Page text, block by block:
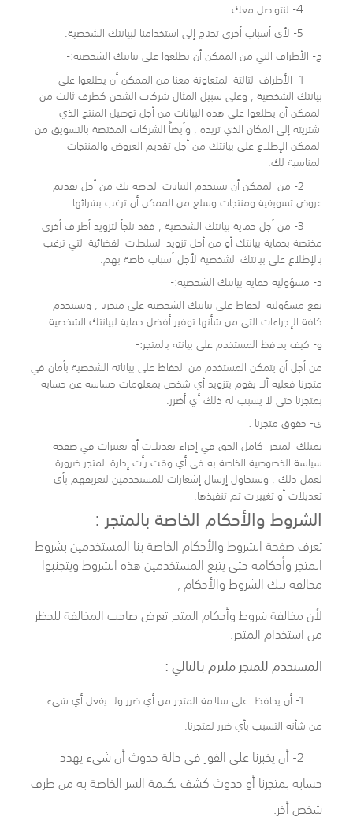
- لنتواصل معك.
5- لأي أسباب أخرى تحتاج إلى استخدامنا لبيانتك الشخصية.
ج- الأطراف التي من الممكن أن يطلعوا على بيانتك الشخصية:-
1- الأطراف الثالثة المتعاونة معنا من الممكن أن يطلعوا على
بيانتك الشخصية , وعلى سبيل المثال شركات الشحن كطرف ثالث من
الممكن أن يطلعوا على هذه البيانات من أجل توصيل المنتج الذي
اشتريته إلى المكان الذي تريده , وأيضاً الشركات المختصة بالتسويق من
الممكن الإطلاع على بيانتك من أجل تقديم العروض والمنتجات
المناسبة لك.
2- من الممكن أن نستخدم البيانات الخاصة بك من أجل تقديم
عروض تسويقية ومنتجات وسلع من الممكن أن ترغب بشرائها.
3- من أجل حماية بيانتك الشخصية , فقد نلجأ لتزويد أطراف أخرى
مختصة بحماية بيانتك أو من أجل تزويد السلطات القضائية التي ترغب
بالإطلاع على بيانتك الشخصية لأجل أسباب خاصة بهم.
د- مسؤولية حماية بيانتك الشخصية:-
تقع مسؤولية الحفاظ على بيانتك الشخصية على متجرنا , ونستخدم
كافة الإجراءات التي من شأنها توفير أفضل حماية لبيانتك الشخصية.
و- كيف يحافظ المستخدم على بيانته بالمتجر:-
من أجل أن يتمكن المستخدم من الحفاظ على بياناته الشخصية بأمان في
متجرنا فعليه ألا يقوم بتزويد أي شخص بمعلومات حساسه عن حسابه
بمتجرنا حتى لا يسبب له ذلك أي أضرر.
ي- حقوق متجرنا :
يمتلك المتجر كامل الحق في إجراء تعديلات أو تغييرات في صفحة
سياسة الخصوصية الخاصة به في أي وقت رأت إدارة المتجر ضرورة
لعمل ذلك , وسنحاول إرسال إشعارات للمستخدمين لتعريفهم بأي
تعديلات أو تغييرات تم تنفيذها.
الشروط والأحكام الخاصة بالمتجر :
تعرف صفحة الشروط والأحكام الخاصة بنا المستخدمين بشروط
المتجر وأحكامه حتى يتبع المستخدمين هذه الشروط ويتجنبوا
مخالفة تلك الشروط والأحكام ,
لأن مخالفة شروط وأحكام المتجر تعرض صاحب المخالفة للحظر
من استخدام المتجر.
المستخدم للمتجر ملتزم بـالتالي :
1- أن يحافظ على سلامة المتجر من أي ضرر ولا يفعل أي شيء
من شأنه التسبب بأي ضرر لمتجرنا.
2- أن يخبرنا على الفور في حالة حدوث أن شيء يهدد
حسابه بمتجرنا أو حدوث كشف لكلمة السر الخاصة به من طرف
شخص أخر.